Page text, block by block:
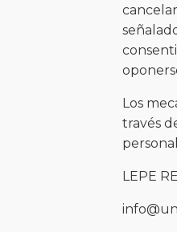
Los
través
LEPE